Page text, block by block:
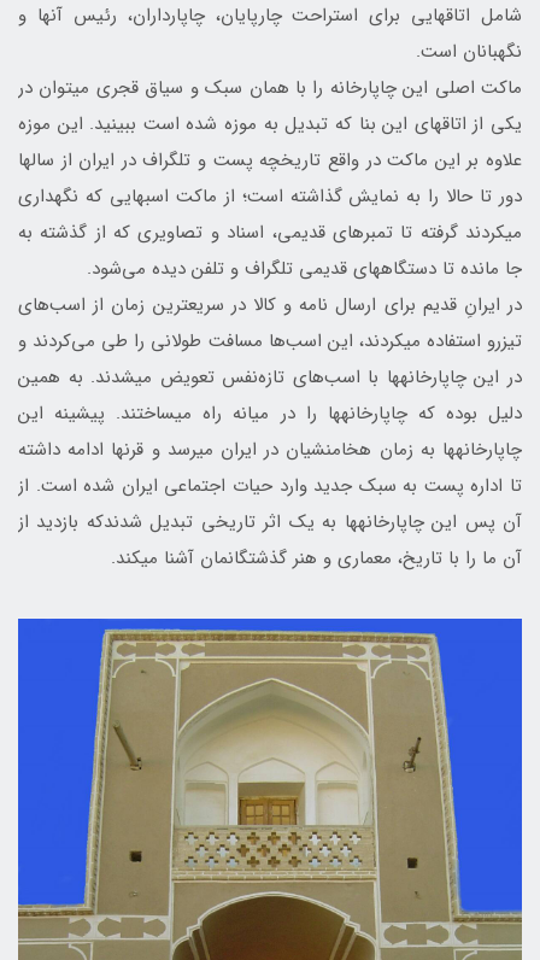
شامل اتاق‎هایی برای استراحت چارپایان، چاپارداران، رئیس آن‎ها و
نگهبانان است.
ماکت اصلی این چاپارخانه را با همان سبک و سیاق قجری می‎توان در
یکی از اتاق‎های این بنا که تبدیل به موزه شده است ببینید. این موزه
علاوه بر این ماکت در واقع تاریخچه پست و تلگراف در ایران از سال‎ها
دور تا حالا را به نمایش گذاشته است؛ از ماکت‎ اسب‎هایی که نگهداری
می‎کردند گرفته تا تمبرهای قدیمی، اسناد و تصاویری که از گذشته به
جا مانده تا دستگاه‎های قدیمی تلگراف و تلفن دیده ‎می‌شود.
در ایرانِ قدیم برای ارسال نامه و کالا در سریع‎ترین زمان از اسب‌های
تیزرو استفاده می‎کردند، این اسب‌ها مسافت طولانی را طی می‌کردند و
در این چاپارخانه‎ها با اسب‌های تازه‌نفس تعویض می‎شدند. به همین
دلیل بوده که چاپارخانه‎ها را در میانه راه می‎ساختند. پیشینه این
چاپارخانه‎ها به زمان هخامنشیان در ایران می‎رسد و قرن‎ها ادامه داشته
تا اداره پست به سبک جدید وارد حیات اجتماعی ایران شده است. از
آن پس این چاپارخانه‎ها به یک اثر تاریخی تبدیل شدندکه بازدید از
آن ما را با تاریخ، معماری و هنر گذشتگان‎مان آشنا می‎کند.